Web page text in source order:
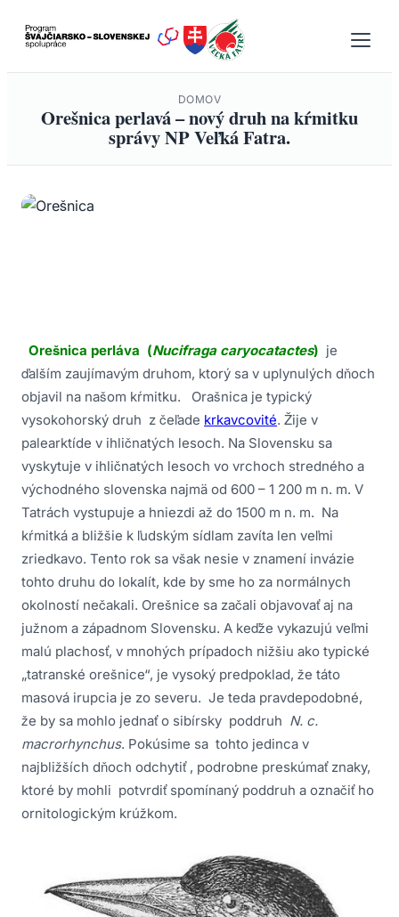
DOMOV
Orešnica perlavá – nový druh na kŕmitku
správy NP Veľká Fatra.
Orešnica perláva (Nucifraga caryocatactes) je
ďalším zaujímavým druhom, ktorý sa v uplynulých dňoch
objavil na našom kŕmitku. Orašnica je typický
vysokohorský druh z čeľade krkavcovité. Žije v
palearktíde v ihličnatých lesoch. Na Slovensku sa
vyskytuje v ihličnatých lesoch vo vrchoch stredného a
východného slovenska najmä od 600 – 1 200 m n. m. V
Tatrách vystupuje a hniezdi až do 1500 m n. m. Na
kŕmitká a bližšie k ľudským sídlam zavíta len veľmi
zriedkavo. Tento rok sa však nesie v znamení invázie
tohto druhu do lokalít, kde by sme ho za normálnych
okolností nečakali. Orešnice sa začali objavovať aj na
južnom a západnom Slovensku. A keďže vykazujú veľmi
malú plachosť, v mnohých prípadoch nižšiu ako typické
„tatranské orešnice“, je vysoký predpoklad, že táto
masová irupcia je zo severu. Je teda pravdepodobné,
že by sa mohlo jednať o sibírsky poddruh N. c.
macrorhynchus. Pokúsime sa tohto jedinca v
najbližších dňoch odchytiť , podrobne preskúmať znaky,
ktoré by mohli potvrdiť spomínaný poddruh a označiť ho
ornitologickým krúžkom.